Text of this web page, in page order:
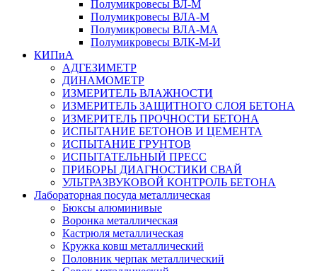
Полумикровесы ВЛ-М
Полумикровесы ВЛА-М
Полумикровесы ВЛА-МА
Полумикровесы ВЛК-М-И
КИПиА
АДГЕЗИМЕТР
ДИНАМОМЕТР
ИЗМЕРИТЕЛЬ ВЛАЖНОСТИ
ИЗМЕРИТЕЛЬ ЗАЩИТНОГО СЛОЯ БЕТОНА
ИЗМЕРИТЕЛЬ ПРОЧНОСТИ БЕТОНА
ИСПЫТАНИЕ БЕТОНОВ И ЦЕМЕНТА
ИСПЫТАНИЕ ГРУНТОВ
ИСПЫТАТЕЛЬНЫЙ ПРЕСС
ПРИБОРЫ ДИАГНОСТИКИ СВАЙ
УЛЬТРАЗВУКОВОЙ КОНТРОЛЬ БЕТОНА
Лабораторная посуда металлическая
Бюксы алюминивые
Воронка металлическая
Кастрюля металлическая
Кружка ковш металлический
Половник черпак металлический